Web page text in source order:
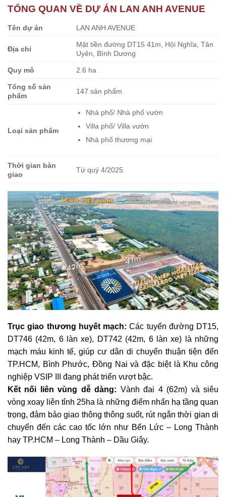
TỔNG QUAN VỀ DỰ ÁN LAN ANH AVENUE
Tên dự án LAN ANH AVENUE
Địa chỉ
Mặt tiền đường DT15 41m, Hội Nghĩa, Tân
Uyên, Bình Dương
Quy mô 2.6 ha
Tổng số sản
phẩm
147 sản phẩm
Loại sản phẩm
Nhà phố/ Nhà phố vườn
Villa phố/ Villa vườn
Nhà phố thương mại
Thời gian bàn
giao
Từ quý 4/2025
Trục giao thương huyết mạch: Các tuyến đường DT15,
DT746 (42m, 6 làn xe), DT742 (42m, 6 làn xe) là những
mạch máu kinh tế, giúp cư dân di chuyển thuận tiện đến
TP.HCM, Bình Phước, Đồng Nai và đặc biệt là Khu công
nghiệp VSIP III đang phát triển vượt bậc.
Kết nối liên vùng dễ dàng: Vành đai 4 (62m) và siêu
vòng xoay liên tỉnh 25ha là những điểm nhấn hạ tầng quan
trọng, đảm bảo giao thông thông suốt, rút ngắn thời gian di
chuyển đến các cao tốc lớn như Bến Lức – Long Thành
hay TP.HCM – Long Thành – Dầu Giây.